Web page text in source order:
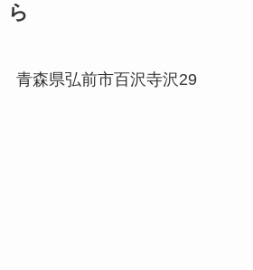
ら
青森県弘前市百沢寺沢29